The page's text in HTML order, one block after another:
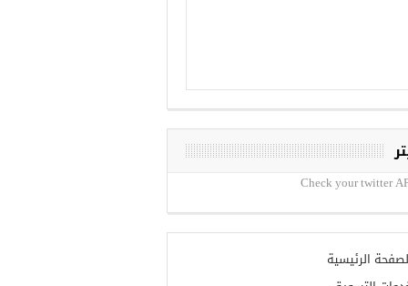
Check your twitter
الرئيسية